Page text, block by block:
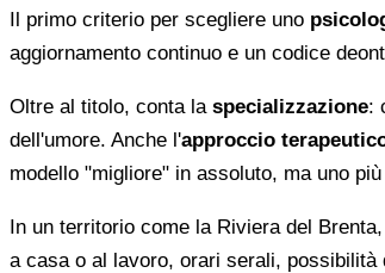
Il primo criterio per scegliere uno
aggiornamento continuo e un codice
Oltre al titolo, conta la specializzazione:
dell'umore. Anche l'approccio
modello "migliore" in assoluto, ma uno
In un territorio come la Riviera del
a casa o al lavoro, orari serali,